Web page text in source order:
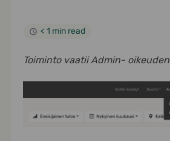
< 1 min read
Toiminto vaatii Admin- oikeuden